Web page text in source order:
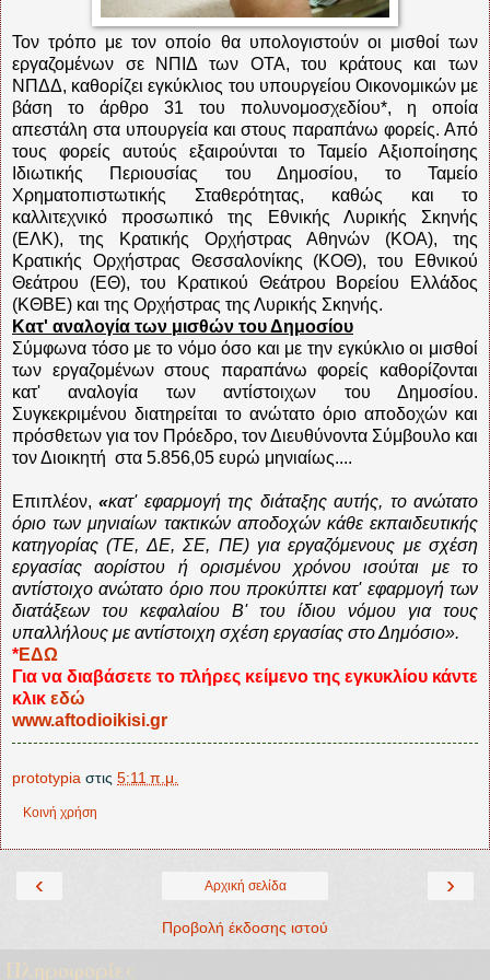
Τον τρόπο με τον οποίο θα υπολογιστούν οι μισθοί των
εργαζομένων σε ΝΠΙΔ των ΟΤΑ, του κράτους και των
ΝΠΔΔ, καθορίζει εγκύκλιος του υπουργείου Οικονομικών με
βάση το άρθρο 31 του πολυνομοσχεδίου*, η οποία
απεστάλη στα υπουργεία και στους παραπάνω φορείς. Από
τους φορείς αυτούς εξαιρούνται το Ταμείο Αξιοποίησης
Ιδιωτικής Περιουσίας του Δημοσίου, το Ταμείο
Χρηματοπιστωτικής Σταθερότητας, καθώς και το
καλλιτεχνικό προσωπικό της Εθνικής Λυρικής Σκηνής
(ΕΛΚ), της Κρατικής Ορχήστρας Αθηνών (ΚΟΑ), της
Κρατικής Ορχήστρας Θεσσαλονίκης (ΚΟΘ), του Εθνικού
Θεάτρου (ΕΘ), του Κρατικού Θεάτρου Βορείου Ελλάδος
(ΚΘΒΕ) και της Ορχήστρας της Λυρικής Σκηνής.
Κατ' αναλογία των μισθών του Δημοσίου
Σύμφωνα τόσο με το νόμο όσο και με την εγκύκλιο οι μισθοί
των εργαζομένων στους παραπάνω φορείς καθορίζονται
κατ' αναλογία των αντίστοιχων του Δημοσίου.
Συγκεκριμένου διατηρείται το ανώτατο όριο αποδοχών και
πρόσθετων για τον Πρόεδρο, τον Διευθύνοντα Σύμβουλο και
τον Διοικητή στα 5.856,05 ευρώ μηνιαίως....
Επιπλέον, «κατ' εφαρμογή της διάταξης αυτής, το ανώτατο
όριο των μηνιαίων τακτικών αποδοχών κάθε εκπαιδευτικής
κατηγορίας (ΤΕ, ΔΕ, ΣΕ, ΠΕ) για εργαζόμενους με σχέση
εργασίας αορίστου ή ορισμένου χρόνου ισούται με το
αντίστοιχο ανώτατο όριο που προκύπτει κατ' εφαρμογή των
διατάξεων του κεφαλαίου Β' του ίδιου νόμου για τους
υπαλλήλους με αντίστοιχη σχέση εργασίας στο Δημόσιο».
*ΕΔΩ
Για να διαβάσετε το πλήρες κείμενο της εγκυκλίου κάντε
κλικ εδώ
www.aftodioikisi.gr
prototypia στις 5:11 π.μ.
Κοινή χρήση
‹ ›
Αρχική σελίδα
Προβολή έκδοσης ιστού
Πληροφορίες